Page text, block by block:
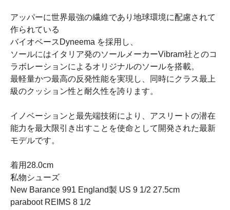
アッパーに世界最強の繊維であり地球環境に配慮されて
作られている
バイオベースDyneema を採用し、
ソールにはイタリア発のソールメーカーVibram社とのコ
ラボレーションによるオリジナルのソールを搭載。
最軽量かつ最高の反発性能を実現し、同時にクラス最上
級のクッション性と耐久性を誇ります。
イノベーションと最先端技術により、アスリートの潜在
能力を最大限引き出すことを使命として開発された最新
モデルです。
着用28.0cm
私物シューズ
New Barance 991 England製 US 9 1/2 27.5cm
paraboot REIMS 8 1/2